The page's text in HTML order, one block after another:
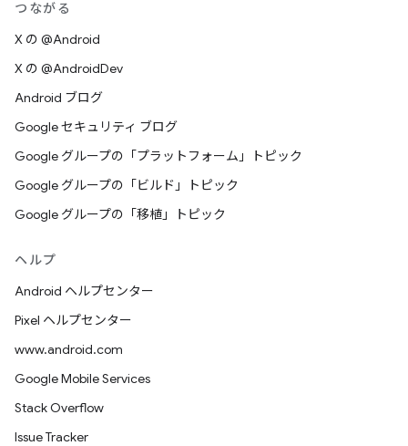
つながる
X の @Android
X の @AndroidDev
Android ブログ
Google セキュリティ ブログ
Google グループの「プラットフォーム」トピック
Google グループの「ビルド」トピック
Google グループの「移植」トピック
ヘルプ
Android ヘルプセンター
Pixel ヘルプセンター
www.android.com
Google Mobile Services
Stack Overflow
Issue Tracker